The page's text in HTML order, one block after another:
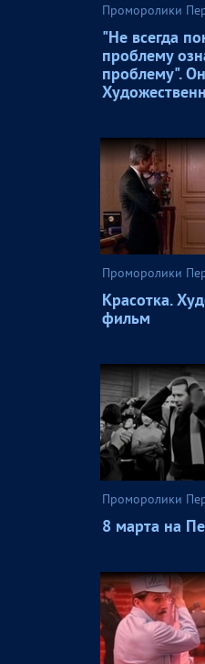
Проморолики
"Не всегда
проблему
проблему".
Проморолики
Красотка.
фильм
Проморолики
8 марта на